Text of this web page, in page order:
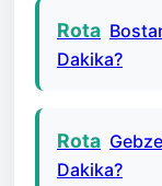
Rota
Dakika?
Rota
Dakika?